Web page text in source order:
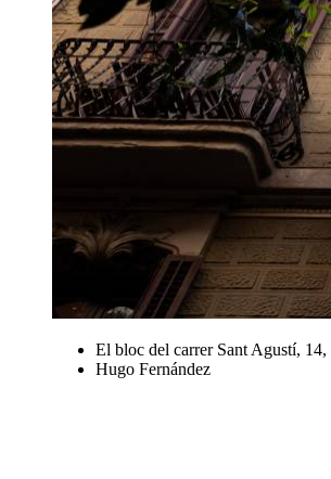
El bloc del carrer Sant Agustí,
Hugo Fernández